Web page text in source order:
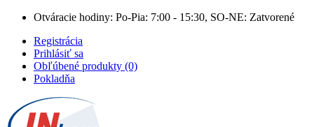
Otváracie hodiny: Po-Pia: 7:00 - 15:30, SO-NE: Zatvorené
Registrácia
Prihlásiť sa
Obľúbené produkty (0)
Pokladňa